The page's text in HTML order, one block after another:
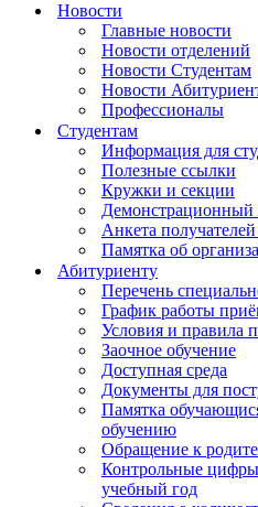
Новости
Главные новости
Новости отделений
Новости Студентам
Новости
Профессионалы
Студентам
Информация для
Полезные ссылки
Кружки и секции
Демонстрационный
Анкета
Памятка об
Абитуриенту
Перечень
График работы
Условия и правила
Заочное обучение
Доступная среда
Документы для
Памятка
обучению
Обращение к
Контрольные
учебный год